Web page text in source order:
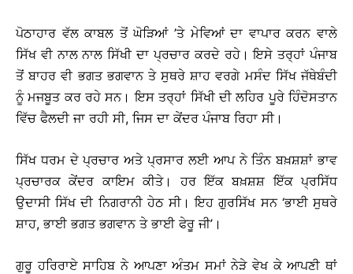
ਪੋਠਾਹਾਰ ਵੱਲ ਕਾਬਲ ਤੋਂ ਘੋੜਿਆਂ ’ਤੇ ਮੇਵਿਆਂ ਦਾ ਵਾਪਾਰ ਕਰਨ ਵਾਲੇ
ਸਿੱਖ ਵੀ ਨਾਲ ਨਾਲ ਸਿੱਖੀ ਦਾ ਪ੍ਰਚਾਰ ਕਰਦੇ ਰਹੇ। ਇਸੇ ਤਰ੍ਹਾਂ ਪੰਜਾਬ
ਤੋਂ ਬਾਹਰ ਵੀ ਭਗਤ ਭਗਵਾਨ ਤੇ ਸੁਥਰੇ ਸ਼ਾਹ ਵਰਗੇ ਮਸੰਦ ਸਿੱਖ ਜੱਥੇਬੰਦੀ
ਨੂੰ ਮਜਬੂਤ ਕਰ ਰਹੇ ਸਨ। ਇਸ ਤਰ੍ਹਾਂ ਸਿੱਖੀ ਦੀ ਲਹਿਰ ਪੂਰੇ ਹਿੰਦੋਸਤਾਨ
ਵਿੱਚ ਫੈਲਦੀ ਜਾ ਰਹੀ ਸੀ, ਜਿਸ ਦਾ ਕੇਂਦਰ ਪੰਜਾਬ ਰਿਹਾ ਸੀ।
ਸਿੱਖ ਧਰਮ ਦੇ ਪ੍ਰਚਾਰ ਅਤੇ ਪ੍ਰਸਾਰ ਲਈ ਆਪ ਨੇ ਤਿੰਨ ਬਖ਼ਸ਼ਸ਼ਾਂ ਭਾਵ
ਪ੍ਰਚਾਰਕ ਕੇਂਦਰ ਕਾਇਮ ਕੀਤੇ। ਹਰ ਇੱਕ ਬਖ਼ਸ਼ਸ਼ ਇੱਕ ਪ੍ਰਸਿੱਧ
ਉਦਾਸੀ ਸਿੱਖ ਦੀ ਨਿਗਰਾਨੀ ਹੇਠ ਸੀ। ਇਹ ਗੁਰਸਿੱਖ ਸਨ ‘ਭਾਈ ਸੁਥਰੇ
ਸ਼ਾਹ, ਭਾਈ ਭਗਤ ਭਗਵਾਨ ਤੇ ਭਾਈ ਫੇਰੂ ਜੀ’।
ਗੁਰੂ ਹਰਿਰਾਏ ਸਾਹਿਬ ਨੇ ਆਪਣਾ ਅੰਤਮ ਸਮਾਂ ਨੇੜੇ ਵੇਖ ਕੇ ਆਪਣੀ ਥਾਂ